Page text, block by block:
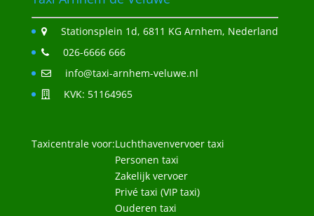
Stationsplein 1d, 6811 KG Arnhem, Nederland
026-6666 666
info@taxi-arnhem-veluwe.nl
KVK: 51164965
Taxicentrale voor:Luchthavenvervoer taxi
Personen taxi
Zakelijk vervoer
Privé taxi (VIP taxi)
Ouderen taxi